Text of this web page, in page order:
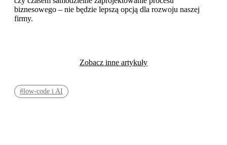
biznesowego – nie będzie lepszą opcją dla rozwoju naszej
firmy.
Zobacz inne artykuły
#low-code i AI